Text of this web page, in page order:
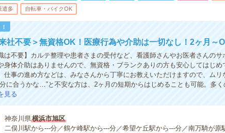
遣多 自転車・バイクOK
社不要＞無資格OK！医療行為や介助は一切なし！2ヶ月～
は不要】カルテ整理や患者さまの受付など、看護師さんやお医者さんのサ
身体介助はありませんので、無資格・ブランクありの方も安心してはじめ
仕事の進め方などは、みなさんから丁寧にお教えいただけますので、ムリ
に合うかな…”と不安な方は、2ヶ月の短期からはじめることも可能。多
見る
神奈川県横浜市旭区
二俣川駅から---分／鶴ケ峰駅から---分／希望ケ丘駅から---分／南万騎が原